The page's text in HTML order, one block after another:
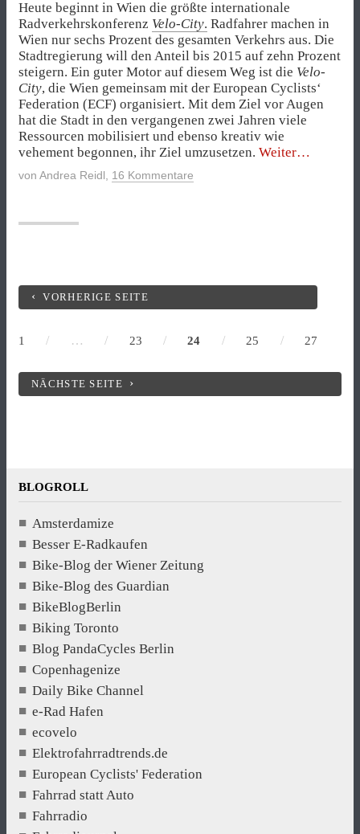
Heute beginnt in Wien die größte internationale
Radverkehrskonferenz Velo-City. Radfahrer machen in
Wien nur sechs Prozent des gesamten Verkehrs aus. Die
Stadtregierung will den Anteil bis 2015 auf zehn Prozent
steigern. Ein guter Motor auf diesem Weg ist die Velo-
City, die Wien gemeinsam mit der European Cyclists‘
Federation (ECF) organisiert. Mit dem Ziel vor Augen
hat die Stadt in den vergangenen zwei Jahren viele
Ressourcen mobilisiert und ebenso kreativ wie
vehement begonnen, ihr Ziel umzusetzen. Weiter„Wie
von Andrea Reidl 16 Kommentare
VORHERIGE SEITE
1 / … / 23 / 24 / 25 / 27
NÄCHSTE SEITE
BLOGROLL
Amsterdamize
Besser E-Radkaufen
Bike-Blog der Wiener Zeitung
Bike-Blog des Guardian
BikeBlogBerlin
Biking Toronto
Blog PandaCycles Berlin
Copenhagenize
Daily Bike Channel
e-Rad Hafen
ecovelo
Elektrofahrradtrends.de
European Cyclists' Federation
Fahrrad statt Auto
Fahrradio